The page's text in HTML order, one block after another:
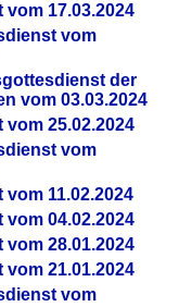
17.03.2024
vom
der
vom 03.03.2024
25.02.2024
vom
11.02.2024
04.02.2024
28.01.2024
21.01.2024
vom